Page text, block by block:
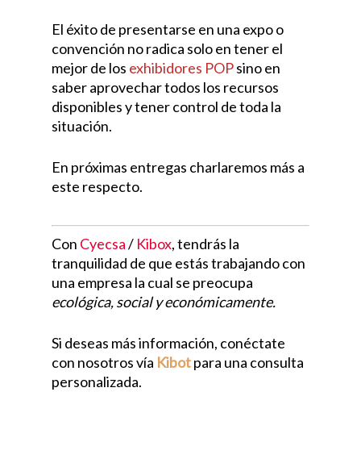
El éxito de presentarse en una expo o
convención no radica solo en tener el
mejor de los exhibidores POPsino en
saber aprovechar todos los recursos
disponibles y tener control de toda la
situación.
En próximas entregas charlaremos más a
este respecto.
Con Cyecsa/ Kibox, tendrás la
tranquilidad de que estás trabajando con
una empresa la cual se preocupa
ecológica, social y económicamente.
Si deseas más información, conéctate
con nosotros vía Kibotpara una consulta
personalizada.